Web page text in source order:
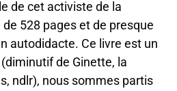
de cet activiste de la
528 pages et de presque
autodidacte. Ce livre est un
(diminutif de Ginette, la
ndlr), nous sommes partis